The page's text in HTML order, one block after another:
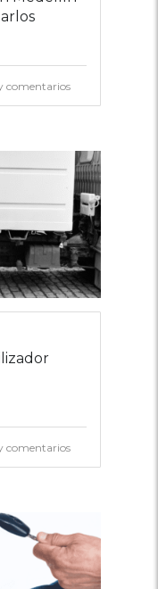
comentarios
comentarios